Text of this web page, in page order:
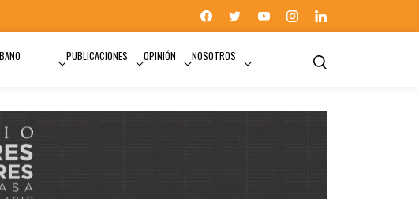
PUBLICACIONES OPINIÓN NOSOTROS